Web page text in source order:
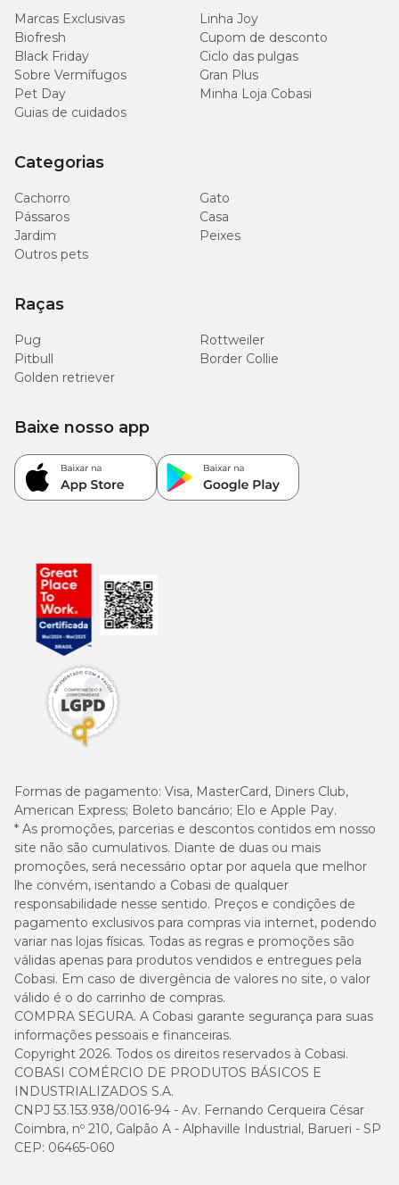
Ômega 3 (EPA+DHA)
(mín.)
3.000
mg/kg
913mg
Taurina (mín.)
L-carnitina (mín.)
ß-glucanas (mín.)
520
mg/kg
(mín.)
(mín.)
360
mg/kg
1,40mg; Cobre: 22,73mg; Colina: 875,00mg; Ferro: 120,00mg;
Fosfatidilcolina: 12,50mg; Iodo: 2,00mg; Manganês: 40,00mg;
Niacina: 77,00mg; Selênio: 0,20mg; Vitamina A: 21.000,00 UI;
Vitamina B1: 35,00mg Vitamina B2: 17,50mg; Vitamina B6:
21,00mg; Vitamina B12: 122,50mcg; Vitamina C: 203,00mg;
Vitamina D3: 875,00 UI; Vitamina E: 630,00 UI; Vitamina K3:
2,45mg; Zinco: 183,99mg.
Guia para troca de ração
Caso haja necessidade em inserir uma nova ração para seu pet, é
abaixo ou conforme orientação do médico-veterinário:
Marcas Exclusivas
Linha Joy
Biofresh
Cupom de desconto
Black Friday
Ciclo das pulgas
Sobre Vermífugos
Gran Plus
Pet Day
Minha Loja Cobasi
Guias de cuidados
Categorias
Cachorro
Gato
Pássaros
Casa
Jardim
Peixes
Outros pets
Raças
Pug
Rottweiler
Pitbull
Border Collie
Golden retriever
Formas de pagamento: Visa, MasterCard, Diners Club,
American Express; Boleto bancário; Elo e Apple Pay.
* As promoções, parcerias e descontos contidos em nosso
site não são cumulativos. Diante de duas ou mais
promoções, será necessário optar por aquela que melhor
lhe convém, isentando a Cobasi de qualquer
responsabilidade nesse sentido. Preços e condições de
pagamento exclusivos para compras via internet, podendo
variar nas lojas físicas. Todas as regras e promoções são
válidas apenas para produtos vendidos e entregues pela
Cobasi. Em caso de divergência de valores no site, o valor
válido é o do carrinho de compras.
COMPRA SEGURA. A Cobasi garante segurança para suas
informações pessoais e financeiras.
Copyright 2026. Todos os direitos reservados à Cobasi.
COBASI COMÉRCIO DE PRODUTOS BÁSICOS E
INDUSTRIALIZADOS S.A.
CNPJ 53.153.938/0016-94 - Av. Fernando Cerqueira César
Coimbra, nº 210, Galpão A - Alphaville Industrial, Barueri - SP
CEP: 06465-060
Baixe nosso app